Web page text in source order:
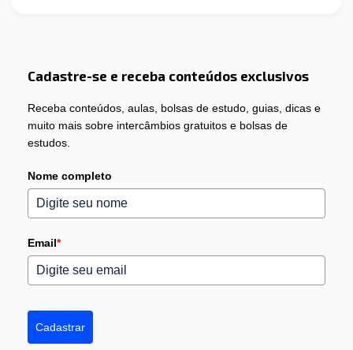
Cadastre-se e receba conteúdos exclusivos
Receba conteúdos, aulas, bolsas de estudo, guias, dicas e
muito mais sobre intercâmbios gratuitos e bolsas de
estudos.
Nome completo
Email*
Cadastrar